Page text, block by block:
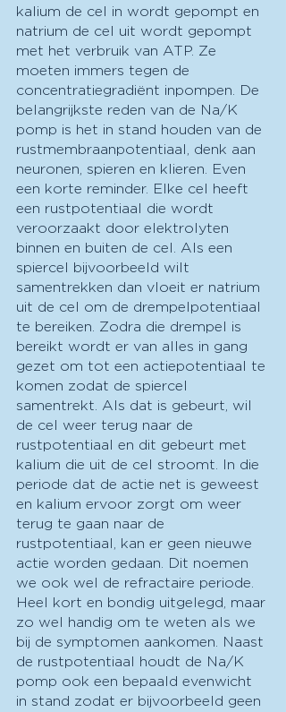
kalium de cel in wordt gepompt en
natrium de cel uit wordt gepompt
met het verbruik van ATP. Ze
moeten immers tegen de
concentratiegradiënt inpompen. De
belangrijkste reden van de Na/K
pomp is het in stand houden van de
rustmembraanpotentiaal, denk aan
neuronen, spieren en klieren. Even
een korte reminder. Elke cel heeft
een rustpotentiaal die wordt
veroorzaakt door elektrolyten
binnen en buiten de cel. Als een
spiercel bijvoorbeeld wilt
samentrekken dan vloeit er natrium
uit de cel om de drempelpotentiaal
te bereiken. Zodra die drempel is
bereikt wordt er van alles in gang
gezet om tot een actiepotentiaal te
komen zodat de spiercel
samentrekt. Als dat is gebeurt, wil
de cel weer terug naar de
rustpotentiaal en dit gebeurt met
kalium die uit de cel stroomt. In die
periode dat de actie net is geweest
en kalium ervoor zorgt om weer
terug te gaan naar de
rustpotentiaal, kan er geen nieuwe
actie worden gedaan. Dit noemen
we ook wel de refractaire periode.
Heel kort en bondig uitgelegd, maar
zo wel handig om te weten als we
bij de symptomen aankomen. Naast
de rustpotentiaal houdt de Na/K
pomp ook een bepaald evenwicht
in stand zodat er bijvoorbeeld geen